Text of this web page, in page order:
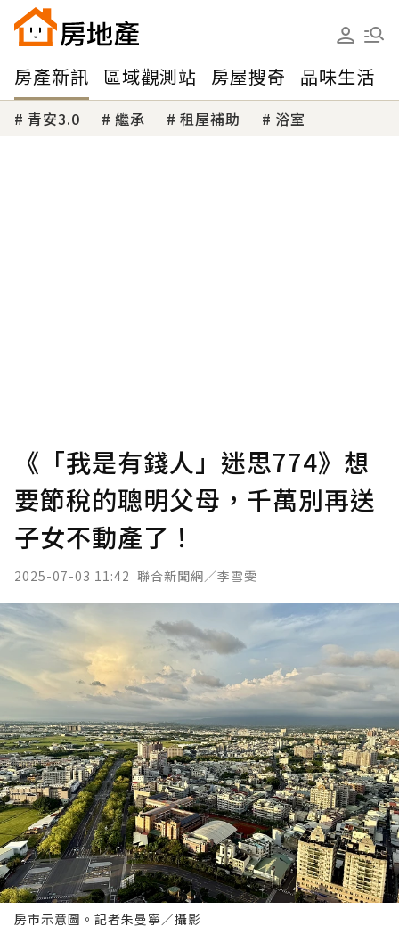
房產新訊 區域觀測站 房屋搜奇 品味生活
青安3.0 繼承 租屋補助 浴室
《「我是有錢人」迷思774》想
要節稅的聰明父母，千萬別再送
子女不動產了！
2025-07-03 11:42 聯合新聞網／李雪雯
房市示意圖。記者朱曼寧／攝影